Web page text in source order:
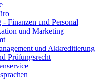
Finanzen und Personal
und Marketing
und Akkreditierung
Prüfungsrecht